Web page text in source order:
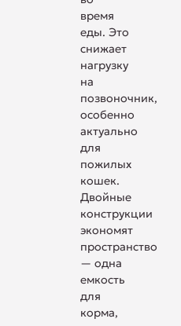
время
еды. Это
снижает
нагрузку
на
позвоночник,
особенно
актуально
для
пожилых
кошек.
Двойные
конструкции
экономят
пространство
— одна
емкость
для
корма,